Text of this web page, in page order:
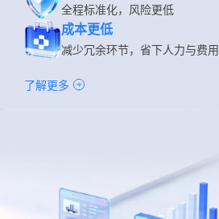
全程标准化，风险更低
成本更低
减少冗余环节，省下人力与费用
了解更多